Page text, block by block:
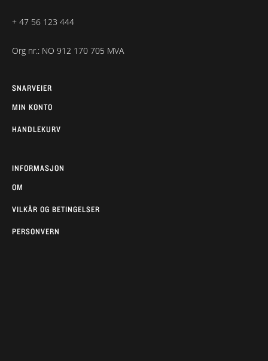
+ 47 56 123 444
Org nr.: NO 912 170 705 MVA
SNARVEIER
MIN KONTO
HANDLEKURV
INFORMASJON
OM
VILKÅR OG BETINGELSER
PERSONVERN